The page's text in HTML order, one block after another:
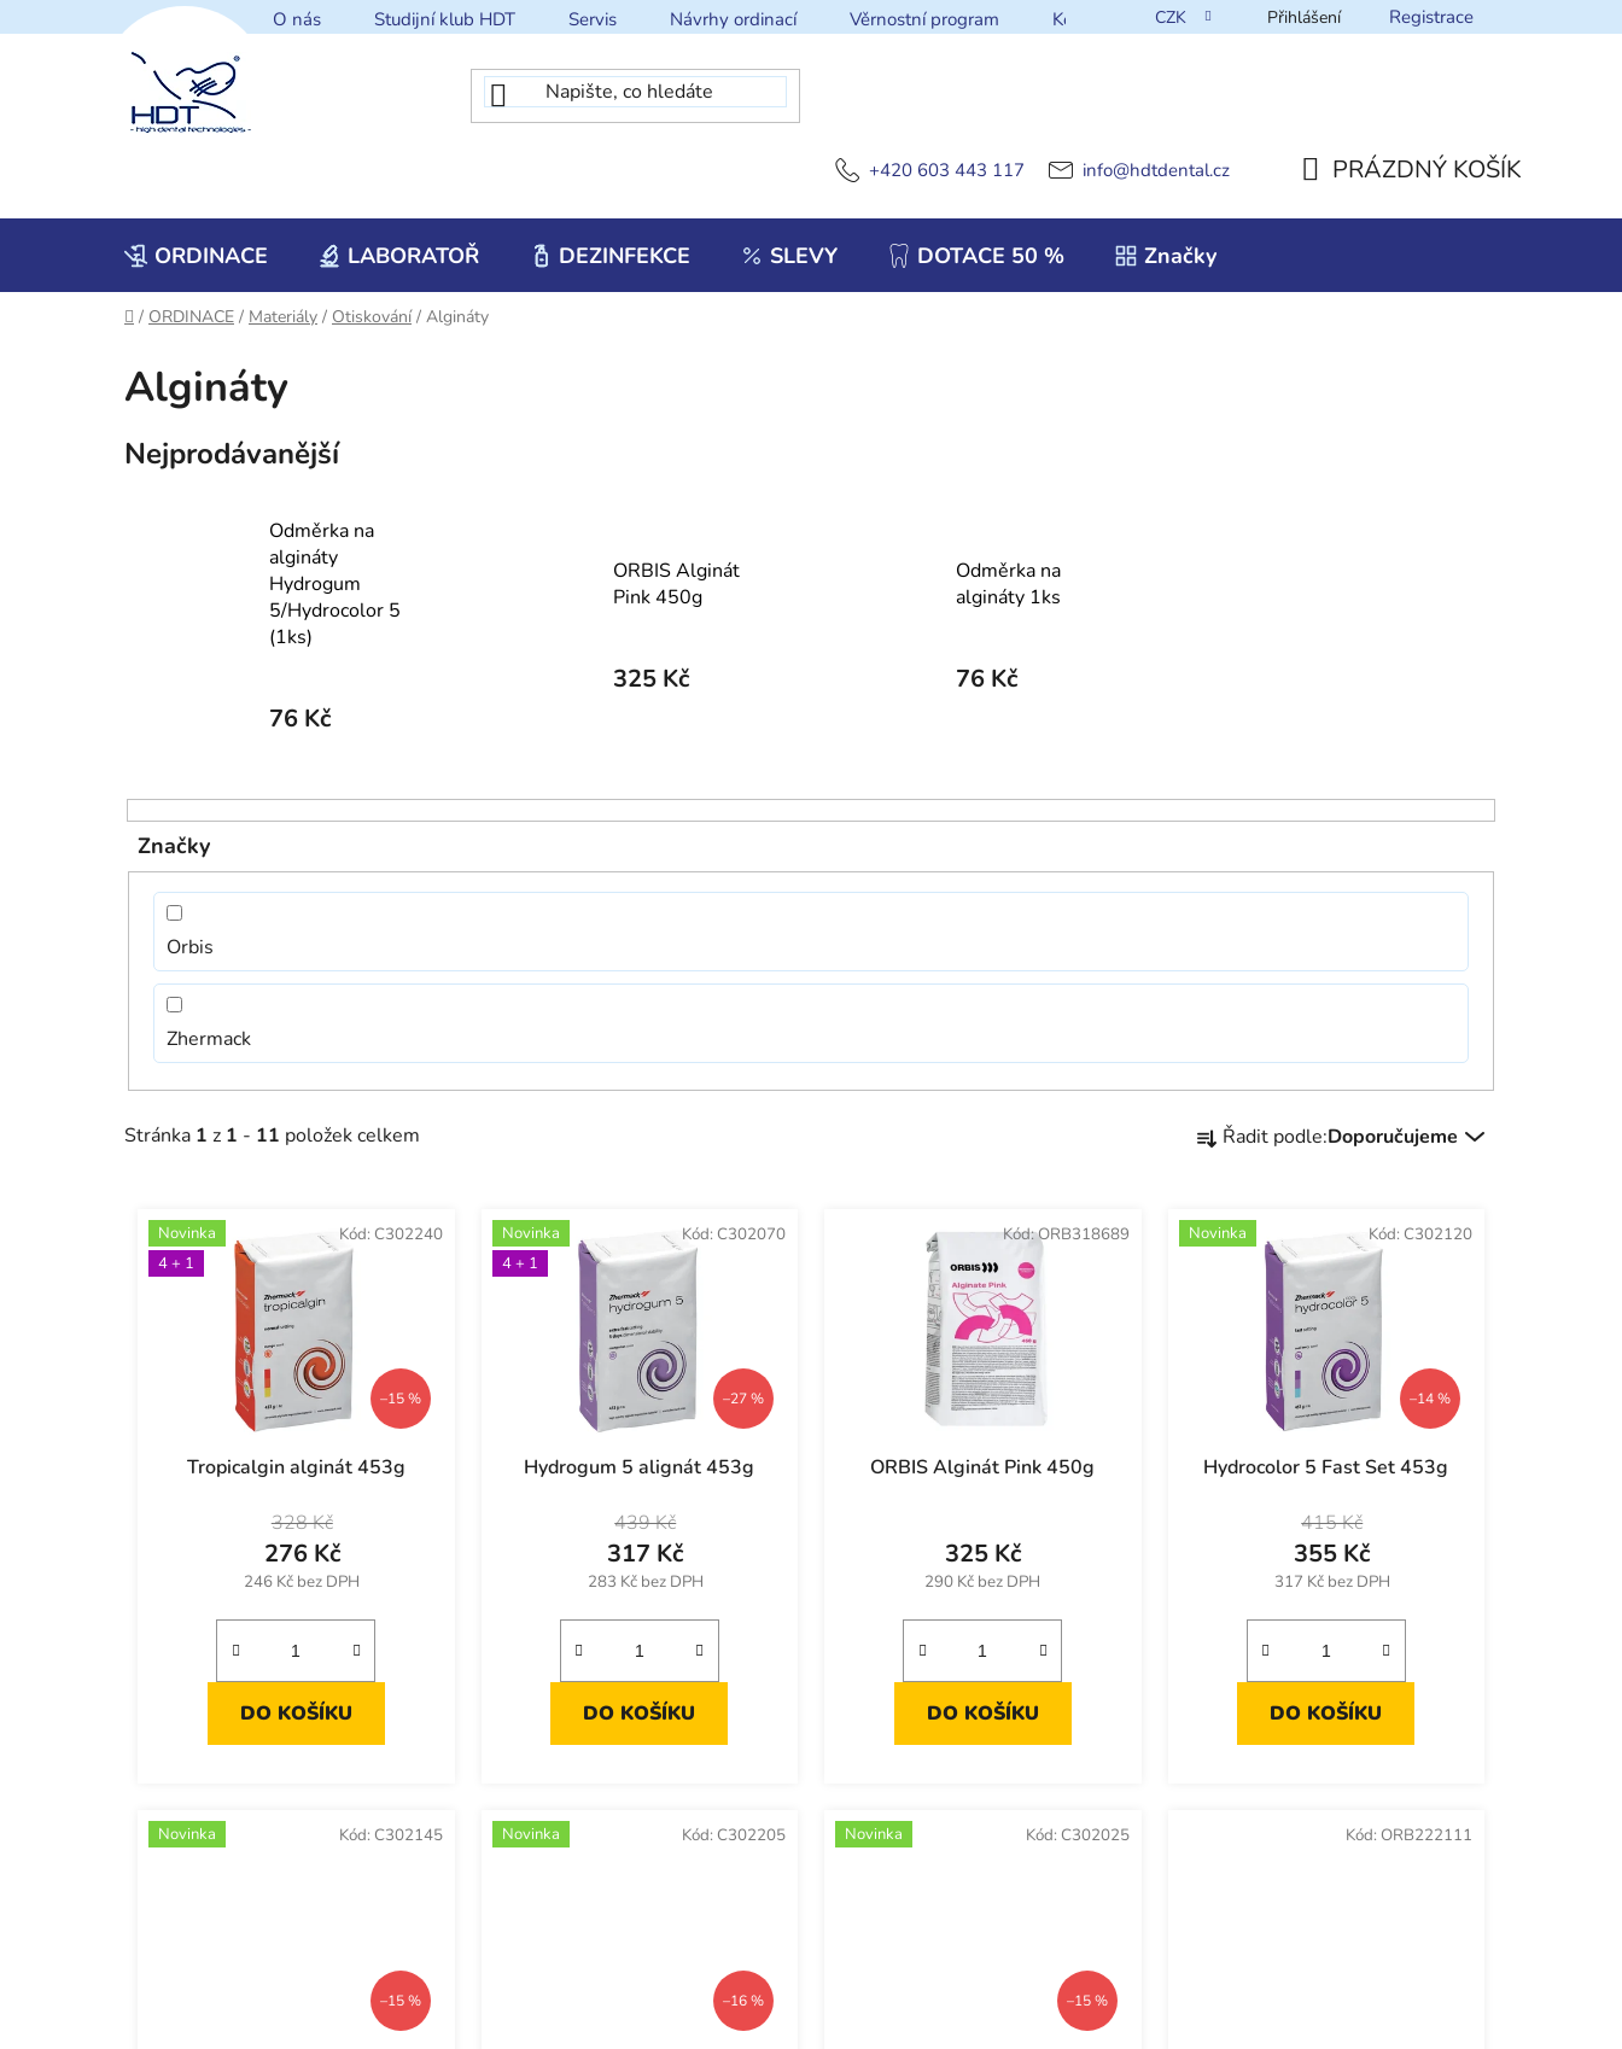
na
O nás Studijní klub HDT Servis Návrhy ordinací Věrnostní program Kontakt CZK Přihlášení Registrace
+420 603 443 117 info@hdtdental.cz PRÁZDNÝ KOŠÍK
ORDINACE LABORATOŘ DEZINFEKCE SLEVY DOTACE 50 % Značky
Domů
/ ORDINACE / Materiály / Otiskování / Algináty
Algináty
Nejprodávanější
Odměrka na
algináty
Hydrogum
5/Hydrocolor 5
(1ks)
76 Kč
ORBIS Alginát
Pink 450g
325 Kč
Odměrka na
algináty 1ks
76 Kč
Stránka 1 z 1 - 11 položek celkem
a
e
n
k
Řadit podle:Doporučujeme
Značky
Orbis
Zhermack
V
ý
p
u
k
Novinka
4 + 1
–15 %
Tropicalgin alginát 453g
246 Kč bez DPH
276 Kč
328 Kč
DO KOŠÍKU
Kód: C302240
Novinka
4 + 1
–27 %
Hydrogum 5 alignát 453g
283 Kč bez DPH
317 Kč
439 Kč
DO KOŠÍKU
Kód: C302070
ORBIS Alginát Pink 450g
290 Kč bez DPH
325 Kč
DO KOŠÍKU
Kód:ORB318689 Novinka
–14 %
Hydrocolor 5 Fast Set 453g
317 Kč bez DPH
355 Kč
415 Kč
DO KOŠÍKU
Kód: C302120
Novinka
–15 %
Kód: C302145 Novinka
–16 %
Kód: C302205 Novinka
–15 %
Kód: C302025 Kód: ORB222111